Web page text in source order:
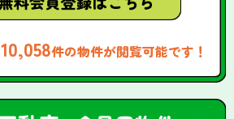
10,058件の物件が閲覧可能です！